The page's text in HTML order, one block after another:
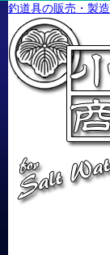
釣道具の販売・製造